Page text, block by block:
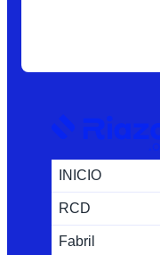
INICIO
RCD
Fabril